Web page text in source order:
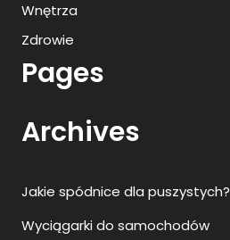
Wnętrza
Zdrowie
Pages
Archives
Jakie spódnice dla puszystych?
Wyciągarki do samochodów